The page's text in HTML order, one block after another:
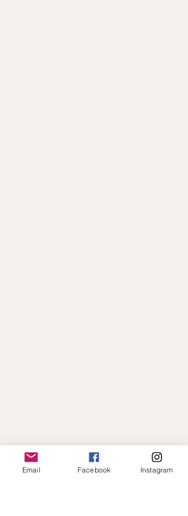
Email Facebook Instagram